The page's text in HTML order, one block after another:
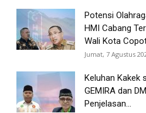
Potensi
HMI Cabang
Wali Kota
Jumat, 7 Agustus
Keluhan Kakek
GEMIRA dan
Penjelasan...